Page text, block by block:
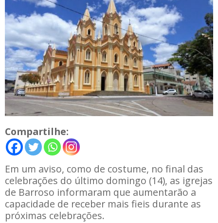
Compartilhe:
Em um aviso, como de costume, no final das
celebrações do último domingo (14), as igrejas
de Barroso informaram que aumentarão a
capacidade de receber mais fieis durante as
próximas celebrações.